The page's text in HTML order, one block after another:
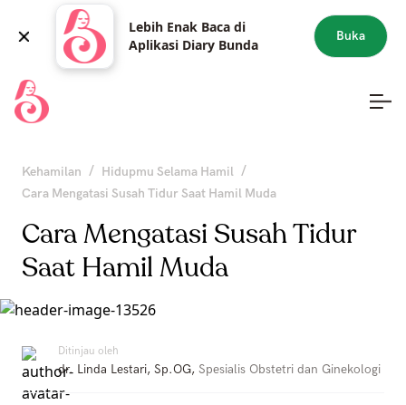
Lebih Enak Baca di
Aplikasi Diary Bunda
Buka
Kehamilan / Hidupmu Selama Hamil /
Cara Mengatasi Susah Tidur Saat Hamil Muda
Cara Mengatasi Susah Tidur
Saat Hamil Muda
Ditinjau oleh
dr. Linda Lestari, Sp.OG, Spesialis Obstetri dan Ginekologi